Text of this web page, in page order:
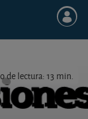
de lectura: 13 min.